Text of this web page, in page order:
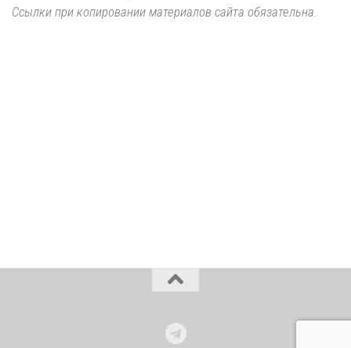
Ссылки при копировании материалов сайта обязательна.